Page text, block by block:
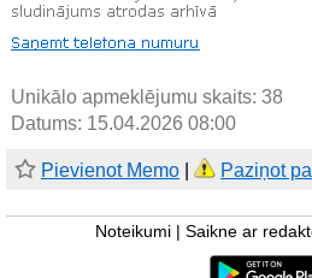
Unikālo apmeklējumu skaits: 38
Datums: 15.04.2026 08:00
Pievienot Memo Paziņot
Noteikumi Saikne ar